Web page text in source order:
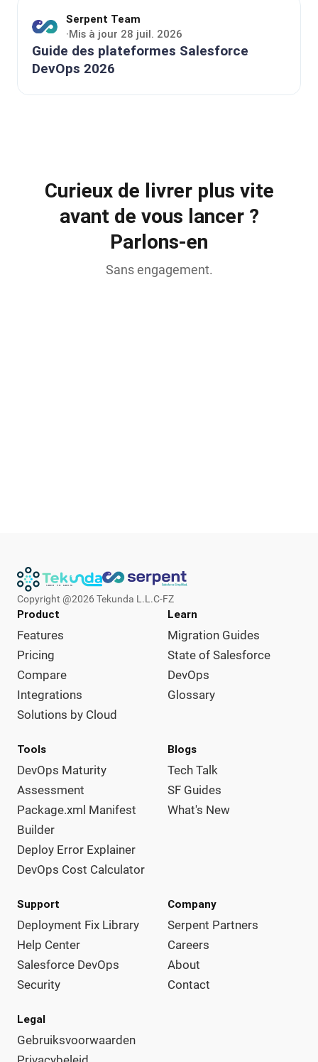
Serpent Team
·Mis à jour 28 juil. 2026
Guide des plateformes Salesforce
DevOps 2026
Curieux de livrer plus vite
avant de vous lancer ?
Parlons-en
Sans engagement.
Copyright @2026 Tekunda L.L.C-FZ
Product
Features
Pricing
Compare
Integrations
Solutions by Cloud
Learn
Migration Guides
State of Salesforce
DevOps
Glossary
Tools
DevOps Maturity
Assessment
Package.xml Manifest
Builder
Deploy Error Explainer
DevOps Cost Calculator
Blogs
Tech Talk
SF Guides
What's New
Support
Deployment Fix Library
Help Center
Salesforce DevOps
Security
Company
Serpent Partners
Careers
About
Contact
Legal
Gebruiksvoorwaarden